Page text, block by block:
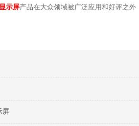
示屏产品在大众领域被广泛应用和好评之
屏